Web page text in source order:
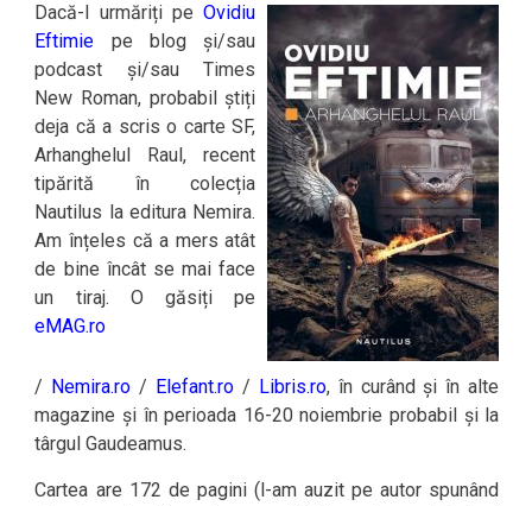
Dacă-l urmăriți peOvidiu
Eftimie pe blog și/sau
podcast și/sau Times
New Roman, probabil știți
deja că a scris o carte SF,
Arhanghelul Raul, recent
tipărită în colecția
Nautilus la editura Nemira.
Am înțeles că a mers atât
de bine încât se mai face
un tiraj. O găsiți pe
eMAG.ro
/ Nemira.ro / Elefant.ro / Libris.ro, în curând și în alte
magazine și în perioada 16-20 noiembrie probabil și la
târgul Gaudeamus.
Cartea are 172 de pagini (l-am auzit pe autor spunând